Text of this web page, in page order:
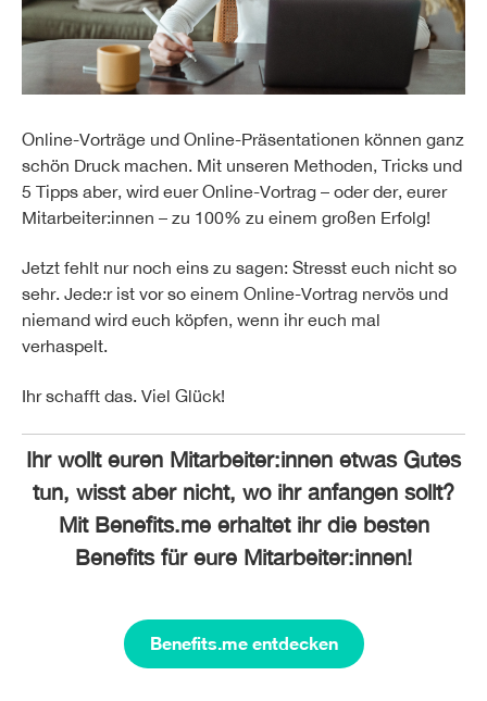
Online-Vorträge und Online-Präsentationen können ganz
schön Druck machen. Mit unseren Methoden, Tricks und
5 Tipps aber, wird euer Online-Vortrag – oder der, eurer
Mitarbeiter:innen – zu 100% zu einem großen Erfolg!
Jetzt fehlt nur noch eins zu sagen: Stresst euch nicht so
sehr. Jede:r ist vor so einem Online-Vortrag nervös und
niemand wird euch köpfen, wenn ihr euch mal
verhaspelt.
Ihr schafft das. Viel Glück!
Ihr wollt euren Mitarbeiter:innen etwas Gutes
tun, wisst aber nicht, wo ihr anfangen sollt?
Mit Benefits.me erhaltet ihr die besten
Benefits für eure Mitarbeiter:innen!
Benefits.me entdecken